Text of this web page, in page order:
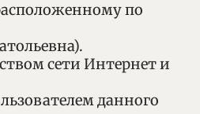
по
сети Интернет и
данного